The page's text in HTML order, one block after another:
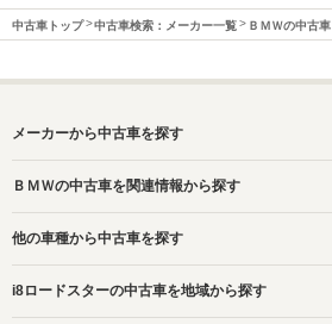
中古車トップ 中古車検索：メーカー一覧 ＢＭＷの中古車
メーカーから中古車を探す
ＢＭＷの中古車を関連情報から探す
他の車種から中古車を探す
i8ロードスターの中古車を地域から探す